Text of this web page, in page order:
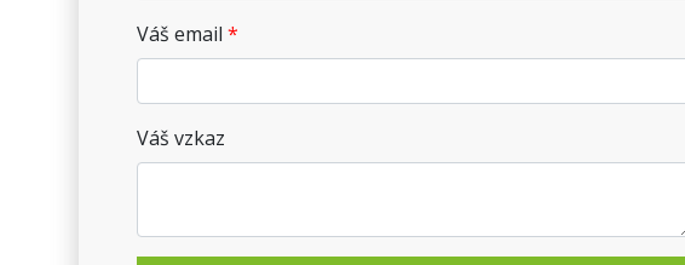
Váš email
Váš vzkaz